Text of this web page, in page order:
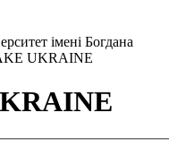
імені Богдана
UKRAINE